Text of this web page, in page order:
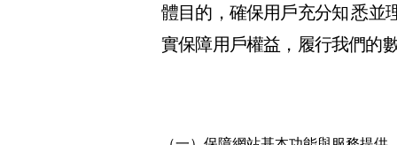
體目的，確保用戶充分知 悉並
實保障用戶權益，履行我們的